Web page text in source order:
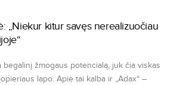
„Niekur kitur savęs nerealizuočiau
begalinį žmogaus potencialą, juk čia viskas
lapo. Apie tai kalba ir „Adax“ –